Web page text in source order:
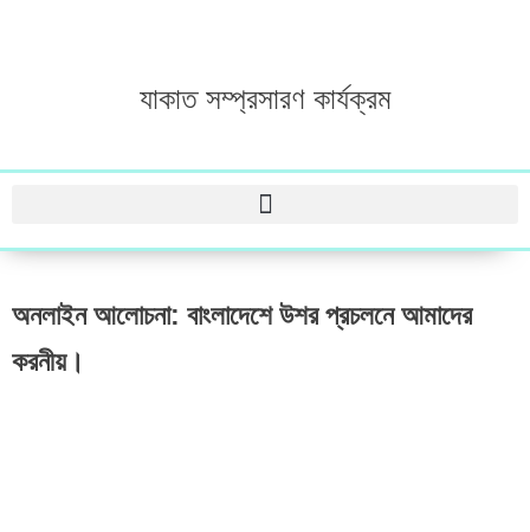
যাকাত সম্প্রসারণ কার্যক্রম
অনলাইন আলোচনা: বাংলাদেশে উশর প্রচলনে আমাদের
করনীয়।